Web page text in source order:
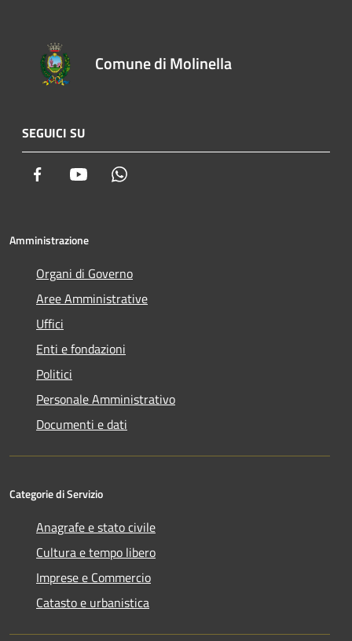
Comune di Molinella
SEGUICI SU
Facebook Youtube
Amministrazione
Organi di Governo
Aree Amministrative
Uffici
Enti e fondazioni
Politici
Personale Amministrativo
Documenti e dati
Categorie di Servizio
Anagrafe e stato civile
Cultura e tempo libero
Imprese e Commercio
Catasto e urbanistica